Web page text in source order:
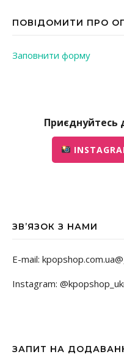
ПОВІДОМИТИ ПРО
Заповнити форму
Приєднуйтесь
ЗВ’ЯЗОК З НАМИ
E-mail:
Instagram:
ЗАПИТ НА